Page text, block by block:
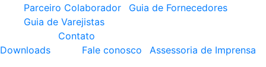
Parceiro Colaborador
Guia de Fornecedores
Guia de Varejistas
Downloads
Contato
Fale conosco
Assessoria de Imprensa